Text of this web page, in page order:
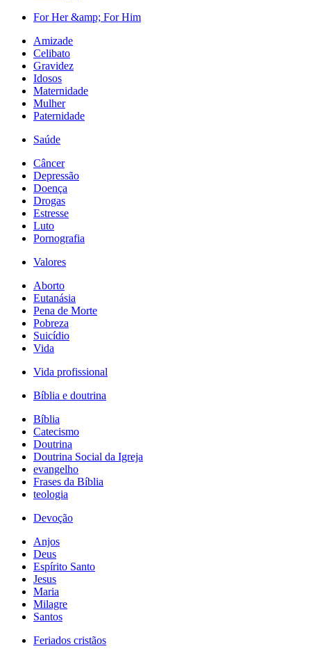
For Her &amp; For Him
Amizade
Celibato
Gravidez
Idosos
Maternidade
Mulher
Paternidade
Saúde
Câncer
Depressão
Doença
Drogas
Estresse
Luto
Pornografia
Valores
Aborto
Eutanásia
Pena de Morte
Pobreza
Suicídio
Vida
Vida profissional
Bíblia e doutrina
Bíblia
Catecismo
Doutrina
Doutrina Social da Igreja
evangelho
Frases da Bíblia
teologia
Devoção
Anjos
Deus
Espírito Santo
Jesus
Maria
Milagre
Santos
Feriados cristãos